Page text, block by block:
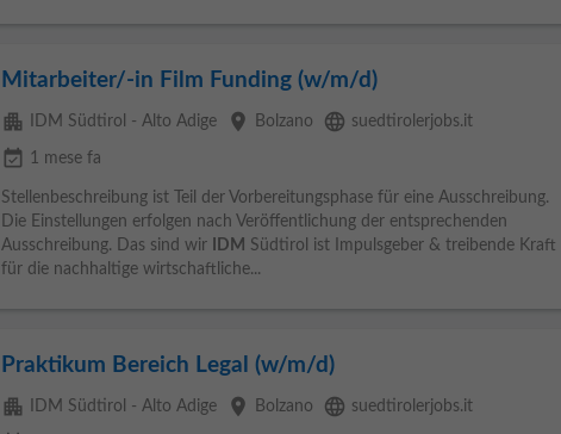
Mitarbeiter/-in Film Funding (w/m/d)
apartment IDM Südtirol - Alto Adige place Bolzano language suedtirolerjobs.it
event_available 1 mese fa
Stellenbeschreibung ist Teil der Vorbereitungsphase für eine Ausschreibung.
Die Einstellungen erfolgen nach Veröffentlichung der entsprechenden
Ausschreibung. Das sind wir
IDM Südtirol ist Impulsgeber & treibende Kraft
für die nachhaltige wirtschaftliche...
Praktikum Bereich Legal (w/m/d)
apartment IDM Südtirol - Alto Adige place Bolzano language suedtirolerjobs.it